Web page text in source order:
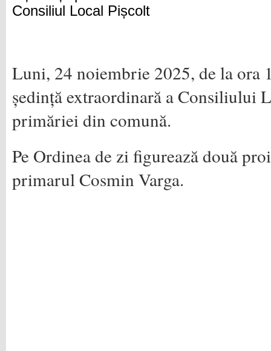
Luni, 24 noiembrie 2025, de la ora
ședință extraordinară a Consiliului
primăriei din comună.
Pe Ordinea de zi figurează două
primarul Cosmin Varga.